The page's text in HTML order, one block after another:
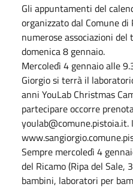
Gli appuntamenti del
organizzato dal Comune
numerose associazioni
domenica 8 gennaio.
Mercoledì 4 gennaio alle
Giorgio si terrà il
anni YouLab Christmas
partecipare occorre
Sempre mercoledì 4
del Ricamo (Ripa del Sale,
bambini, laboratori per